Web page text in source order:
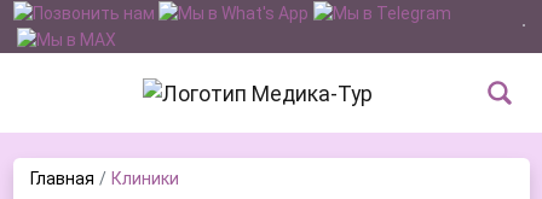
Главная Клиники